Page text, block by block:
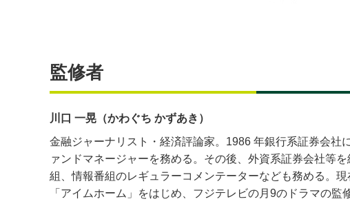
監修者
川口 一晃（かわぐち かずあき）
金融ジャーナリスト・経済評論家。1986 年銀行系証券会
ァンドマネージャーを務める。その後、外資系証券会社等
組、情報番組のレギュラーコメンテーターなども務める。
「アイムホーム」をはじめ、フジテレビの月9のドラマの監